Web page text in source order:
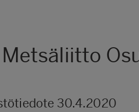
Metsäliitto
30.4.2020